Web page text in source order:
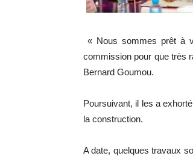
« Nous sommes prêt à
commission pour que très
Bernard Goumou.
Poursuivant, il les a
la construction.
A date, quelques travaux